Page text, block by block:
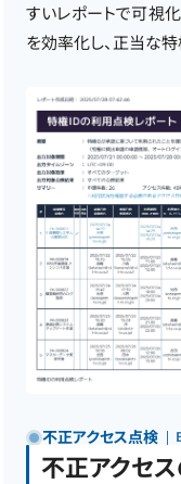
すいレポートで可視
を効率化し、正当な
不正アクセス点検
不正アクセ